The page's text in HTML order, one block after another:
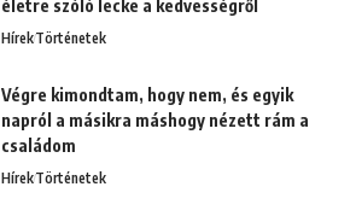
életre szóló lecke a kedvességről
HírekTörténetek
Végre kimondtam, hogy nem, és egyik
napról a másikra máshogy nézett rám a
családom
HírekTörténetek